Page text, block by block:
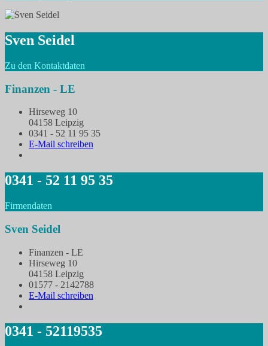
Sven Seidel
Zu den Kontaktdaten
Finanzen - LE
Hirseweg 10
04158 Leipzig
0341 - 52 11 95 35
E-Mail schreiben
0341 - 52 11 95 35
Firmendaten
Sven Seidel
Finanzen - LE
Hirseweg 10
04158 Leipzig
01577 - 2142788
E-Mail schreiben
0341 - 52119535